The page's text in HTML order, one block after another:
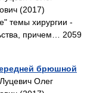
(2017)
темы хирургии -
причем… 2059
брюшной
Олег